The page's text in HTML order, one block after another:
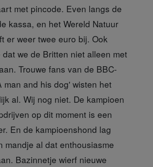
met pincode. Even langs de
kassa, en het Wereld Natuur
er weer twee euro bij. Ook
dat we de Britten niet alleen met
Trouwe fans van de BBC-
man and his dog' wisten het
al. Wij nog niet. De kampioen
op dit moment is een
En de kampioenshond lag
mandje al dat enthousiasme
Bazinnetje wierf nieuwe